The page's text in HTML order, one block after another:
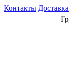
Контакты